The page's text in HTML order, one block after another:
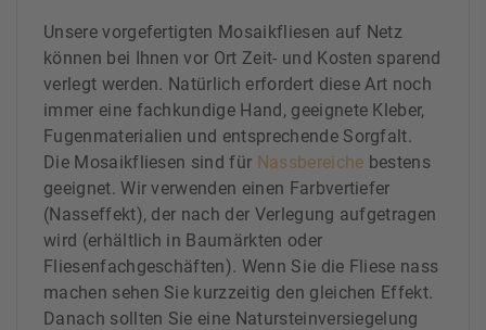
Unsere vorgefertigten Mosaikfliesen auf Netz
können bei Ihnen vor Ort Zeit- und Kosten sparend
verlegt werden. Natürlich erfordert diese Art noch
immer eine fachkundige Hand, geeignete Kleber,
Fugenmaterialien und entsprechende Sorgfalt.
Die Mosaikfliesen sind für Nassbereiche bestens
geeignet. Wir verwenden einen Farbvertiefer
(Nasseffekt), der nach der Verlegung aufgetragen
wird (erhältlich in Baumärkten oder
Fliesenfachgeschäften). Wenn Sie die Fliese nass
machen sehen Sie kurzzeitig den gleichen Effekt.
Danach sollten Sie eine Natursteinversiegelung